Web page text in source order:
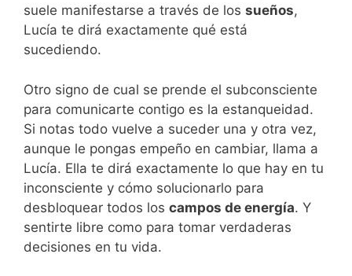
suele manifestarse a través de los sueños,
Lucía te dirá exactamente qué está
sucediendo.
Otro signo de cual se prende el subconsciente
para comunicarte contigo es la estanqueidad.
Si notas todo vuelve a suceder una y otra vez,
aunque le pongas empeño en cambiar, llama a
Lucía. Ella te dirá exactamente lo que hay en tu
inconsciente y cómo solucionarlo para
desbloquear todos los campos de energía. Y
sentirte libre como para tomar verdaderas
decisiones en tu vida.